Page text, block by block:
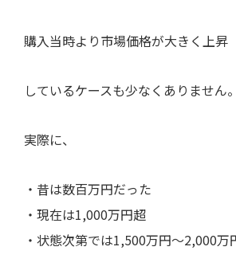
購入当時より市場価格が大きく上昇
しているケースも少なくありません。
実際に、
・昔は数百万円だった
・現在は1,000万円超
・状態次第では1,500万円〜2,000万